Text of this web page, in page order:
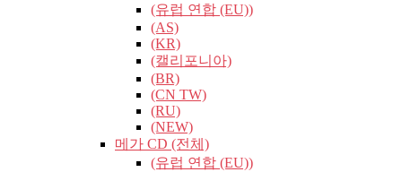
(유럽​​ 연합 (EU))
(AS)
(KR)
(캘리포니아)
(BR)
(CN TW)
(RU)
(NEW)
메가 CD (전체)
(유럽​​ 연합 (EU))